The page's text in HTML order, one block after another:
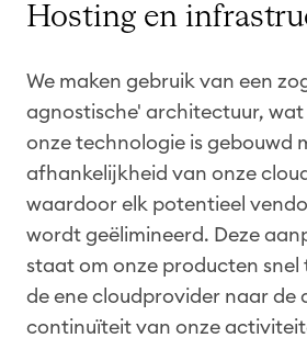
Hosting en
We maken gebruik van een
agnostische' architectuur,
onze technologie is gebouwd
afhankelijkheid van onze
waardoor elk potentieel
wordt geëlimineerd. Deze
staat om onze producten snel
de ene cloudprovider naar de
continuïteit van onze